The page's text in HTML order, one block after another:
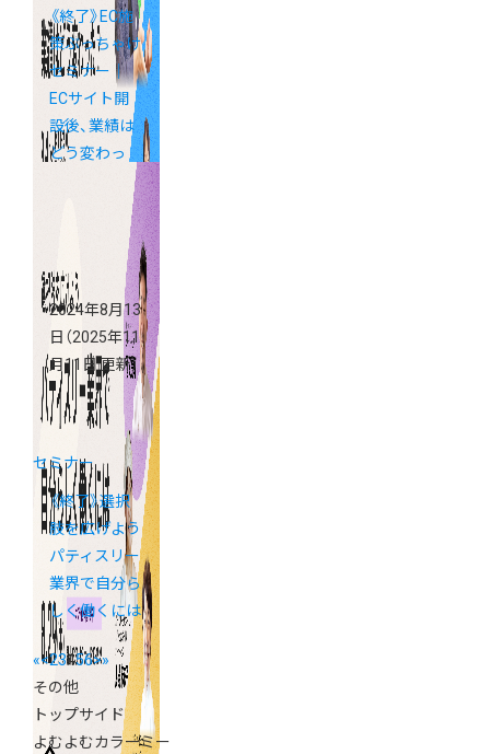
《終了》EC施
策ぶっちゃけ
セミナー｜
ECサイト開
設後、業績は
どう変わっ
2024年8月13
日 （2025年11
月11日 更新）
セミナー
《終了》選択
肢を広げよう
パティスリー
業界で自分ら
しく働くには
«<23456>»
その他
トップサイド
よむよむカラーミー